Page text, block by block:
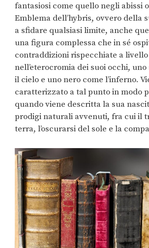
fantasiosi come quello negli abissi
Emblema dell’hybris, ovvero della
a sfidare qualsiasi limite, anche
una figura complessa che in sé
contraddizioni rispecchiate a
nell’eterocromia dei suoi occhi,
il cielo e uno nero come l’inferno.
caratterizzato a tal punto in modo
quando viene descritta la sua
prodigi naturali avvenuti, fra cui il
terra, l’oscurarsi del sole e la